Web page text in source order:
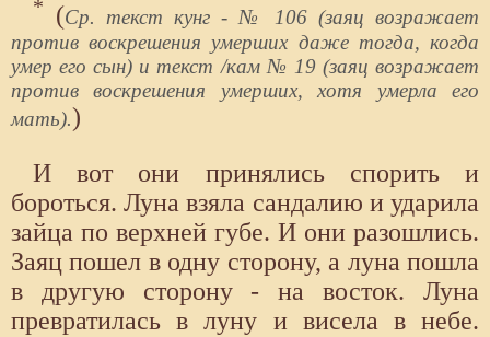
* (Ср. текст кунг - № 106 (заяц возражает
против воскрешения умерших даже тогда, когда
умер его сын) и текст /кам № 19 (заяц возражает
против воскрешения умерших, хотя умерла его
мать).)
И вот они принялись спорить и
бороться. Луна взяла сандалию и ударила
зайца по верхней губе. И они разошлись.
Заяц пошел в одну сторону, а луна пошла
в другую сторону - на восток. Луна
превратилась в луну и висела в небе.